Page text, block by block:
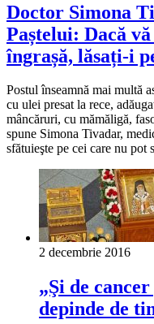
Doctor Simona
Paștelui: Dacă
îngrașă, lăsați-i
Postul înseamnă mai multă
cu ulei presat la rece,
mâncăruri, cu mămăligă,
spune Simona Tivadar,
sfătuieşte pe cei care nu
2 decembrie 2016
„Şi de
depinde de